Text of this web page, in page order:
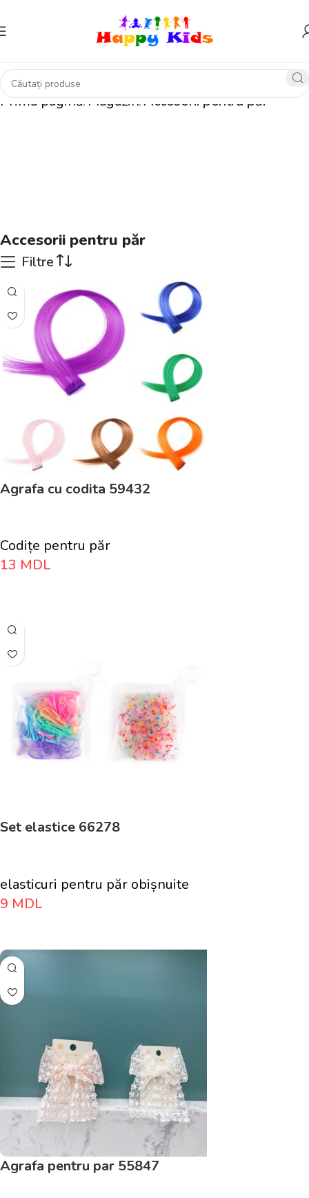
Prima pagină Magazin Accesorii pentru păr
Accesorii pentru păr
Filtre
Agrafa cu codita 59432
Codițe pentru păr
13 MDL
Set elastice 66278
elasticuri pentru păr obișnuite
9 MDL
Agrafa pentru par 55847